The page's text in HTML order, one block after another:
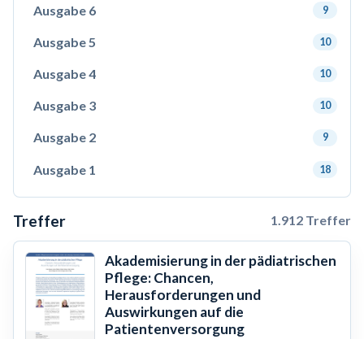
Ausgabe 6 9
Ausgabe 5 10
Ausgabe 4 10
Ausgabe 3 10
Ausgabe 2 9
Ausgabe 1 18
Treffer 1.912 Treffer
Akademisierung in der pädiatrischen
Pflege: Chancen,
Herausforderungen und
Auswirkungen auf die
Patientenversorgung